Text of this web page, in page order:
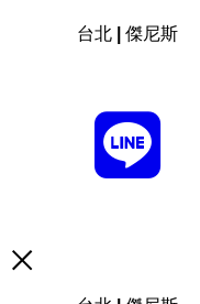
台北 | 傑尼斯